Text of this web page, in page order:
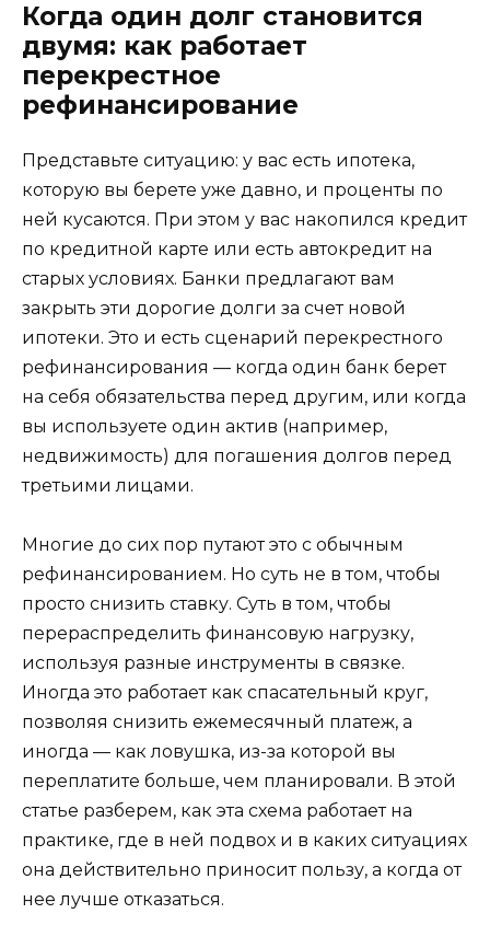
Когда один долг становится
двумя: как работает
перекрестное
рефинансирование
Представьте ситуацию: у вас есть ипотека,
которую вы берете уже давно, и проценты по
ней кусаются. При этом у вас накопился кредит
по кредитной карте или есть автокредит на
старых условиях. Банки предлагают вам
закрыть эти дорогие долги за счет новой
ипотеки. Это и есть сценарий перекрестного
рефинансирования — когда один банк берет
на себя обязательства перед другим, или когда
вы используете один актив (например,
недвижимость) для погашения долгов перед
третьими лицами.
Многие до сих пор путают это с обычным
рефинансированием. Но суть не в том, чтобы
просто снизить ставку. Суть в том, чтобы
перераспределить финансовую нагрузку,
используя разные инструменты в связке.
Иногда это работает как спасательный круг,
позволяя снизить ежемесячный платеж, а
иногда — как ловушка, из-за которой вы
переплатите больше, чем планировали. В этой
статье разберем, как эта схема работает на
практике, где в ней подвох и в каких ситуациях
она действительно приносит пользу, а когда от
нее лучше отказаться.